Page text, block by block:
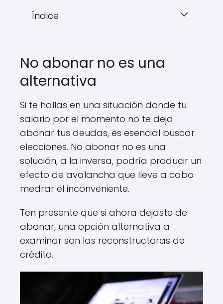
Índice
No abonar no es una
alternativa
Si te hallas en una situación donde tu
salario por el momento no te deja
abonar tus deudas, es esencial buscar
elecciones. No abonar no es una
solución, a la inversa, podría producir un
efecto de avalancha que lleve a cabo
medrar el inconveniente.
Ten presente que si ahora dejaste de
abonar, una opción alternativa a
examinar son las reconstructoras de
crédito.